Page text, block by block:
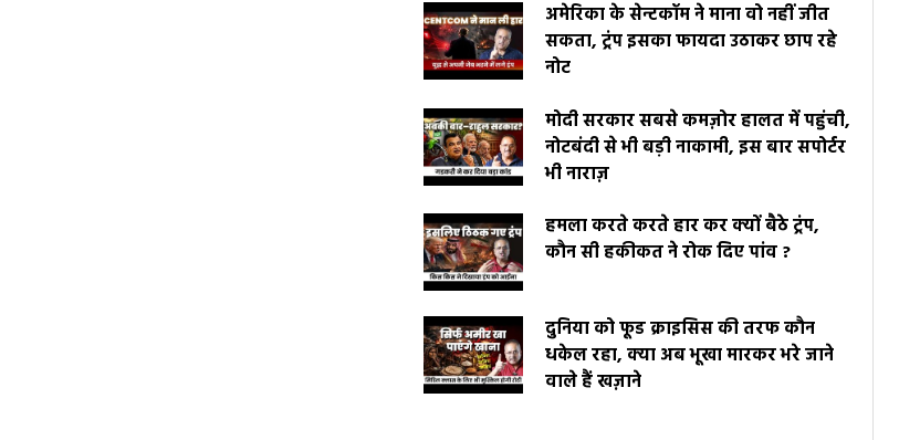
अमेरिका के सेन्टकॉम ने माना वो नहीं जीत
सकता, ट्रंप इसका फायदा उठाकर छाप रहे
नोट
मोदी सरकार सबसे कमज़ोर हालत में पहुंची,
नोटबंदी से भी बड़ी नाकामी, इस बार सपोर्टर
भी नाराज़
हमला करते करते हार कर क्यों बैठे ट्रंप,
कौन सी हकीकत ने रोक दिए पांव ?
दुनिया को फूड क्राइसिस की तरफ कौन
धकेल रहा, क्या अब भूखा मारकर भरे जाने
वाले हैं खज़ाने